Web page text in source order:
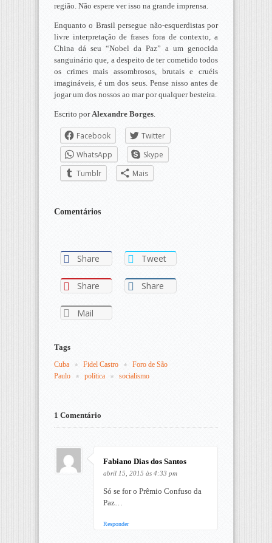
região. Não espere ver isso na grande imprensa.
Enquanto o Brasil persegue não-esquerdistas por
livre interpretação de frases fora de contexto, a
China dá seu “Nobel da Paz” a um genocida
sanguinário que, a despeito de ter cometido todos
os crimes mais assombrosos, brutais e cruéis
imagináveis, é um dos seus. Pense nisso antes de
jogar um dos nossos ao mar por qualquer besteira.
Escrito porAlexandre Borges.
Facebook
Twitter
WhatsApp
Skype
Tumblr
Mais
Comentários
Share Tweet
Share Share
Mail
Tags
Cuba Fidel Castro
Foro de São
Paulo
política socialismo
1 Comentário
Fabiano Dias dos Santos
abril 15, 2015 às 4:33 pm
Só se for o Prêmio Confuso da
Paz…
Responder